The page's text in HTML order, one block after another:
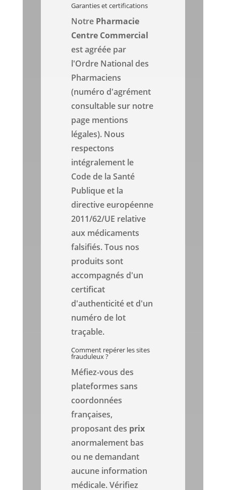
Garanties et certifications
Notre Pharmacie
Centre Commercial
est agréée par
l'Ordre National des
Pharmaciens
(numéro d'agrément
consultable sur notre
page mentions
légales). Nous
respectons
intégralement le
Code de la Santé
Publique et la
directive européenne
2011/62/UE relative
aux médicaments
falsifiés. Tous nos
produits sont
accompagnés d'un
certificat
d'authenticité et d'un
numéro de lot
traçable.
Comment repérer les sites
frauduleux ?
Méfiez-vous des
plateformes sans
coordonnées
françaises,
proposant des prix
anormalement bas
ou ne demandant
aucune information
médicale. Vérifiez